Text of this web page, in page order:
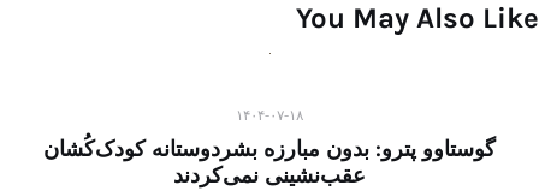
You May Also Like
۱۴۰۴-۰۷-۱۸
گوستاوو پترو: بدون مبارزه بشردوستانه کودک‌کُشان
عقب‌نشینی نمی‌کردند